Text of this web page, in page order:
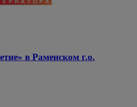
в Раменском г.о.